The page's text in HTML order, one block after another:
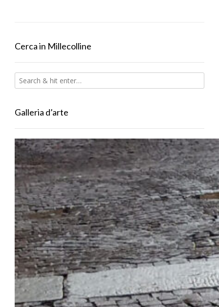
Cerca in Millecolline
Galleria d’arte